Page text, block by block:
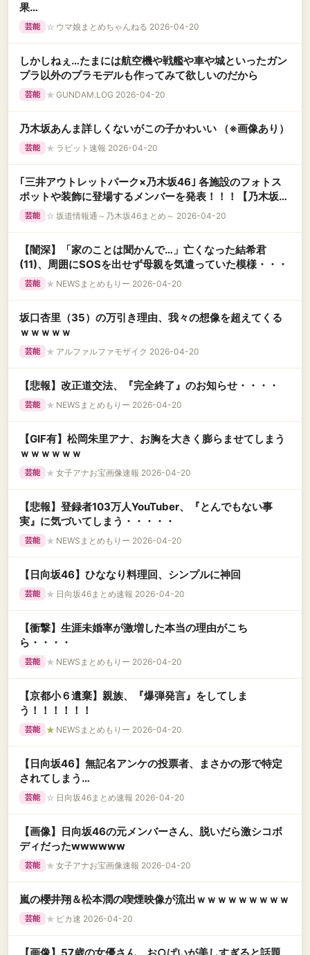
果…
芸能 ☆ ウマ娘まとめちゃんねる 2026-04-20
しかしねぇ…たまには航空機や戦艦や車や城といったガン
プラ以外のプラモデルも作ってみて欲しいのだから
芸能 ★ GUNDAM.LOG 2026-04-20
乃木坂あんま詳しくないがこの子かわいい （※画像あり）
芸能 ★ ラビット速報 2026-04-20
｢三井アウトレットパーク×乃木坂46｣ 各施設のフォトス
ポットや装飾に登場するメンバーを発表！！！【乃木坂
46】
芸能 ☆ 坂道情報通～乃木坂46まとめ～ 2026-04-20
【闇深】「家のことは聞かんで…」亡くなった結希君
(11)、周囲にSOSを出せず母親を気遣っていた模様・・・
芸能 ★ NEWSまとめもりー 2026-04-20
坂口杏里（35）の万引き理由、我々の想像を超えてくる
ｗｗｗｗｗ
芸能 ★ アルファルファモザイク 2026-04-20
【悲報】改正道交法、『完全終了』のお知らせ・・・・
芸能 ★ NEWSまとめもりー 2026-04-20
【GIF有】松岡朱里アナ、お胸を大きく膨らませてしまう
ｗｗｗｗｗｗ
芸能 ★ 女子アナお宝画像速報 2026-04-20
【悲報】登録者103万人YouTuber、『とんでもない事
実』に気づいてしまう・・・・・
芸能 ★ NEWSまとめもりー 2026-04-20
【日向坂46】ひななり料理回、シンプルに神回
芸能 ★ 日向坂46まとめ速報 2026-04-20
【衝撃】生涯未婚率が激増した本当の理由がこち
ら・・・・
芸能 ★ NEWSまとめもりー 2026-04-20
【京都小６遺棄】親族、『爆弾発言』をしてしま
う！！！！！！
芸能 ★ NEWSまとめもりー 2026-04-20
【日向坂46】無記名アンケの投票者、まさかの形で特定
されてしまう…
芸能 ☆ 日向坂46まとめ速報 2026-04-20
【画像】日向坂46の元メンバーさん、脱いだら激シコボ
ディだったwwwwww
芸能 ★ 女子アナお宝画像速報 2026-04-20
嵐の櫻井翔＆松本潤の喫煙映像が流出ｗｗｗｗｗｗｗｗｗ
芸能 ★ ピカ速 2026-04-20